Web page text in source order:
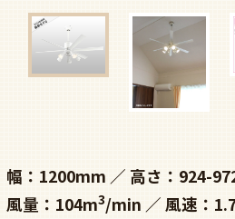
幅：1200mm 高さ：924-
風量：104m3/min 風速：